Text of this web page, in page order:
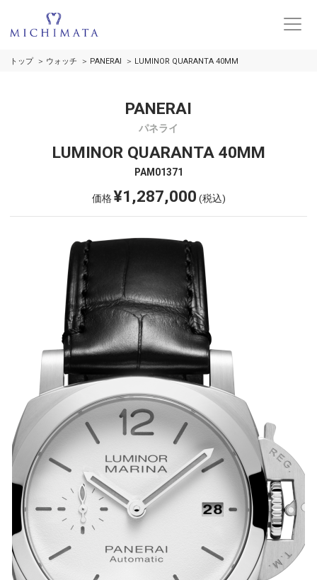
トップ ウォッチ PANERAI LUMINOR QUARANTA 40MM
PANERAI
パネライ
LUMINOR QUARANTA 40MM
PAM01371
価格¥1,287,000 (税込)